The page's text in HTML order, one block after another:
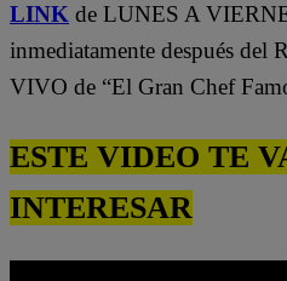
LINK de LUNES A
inmediatamente después del
VIVO de “El Gran Chef
ESTE VIDEO TE
INTERESAR